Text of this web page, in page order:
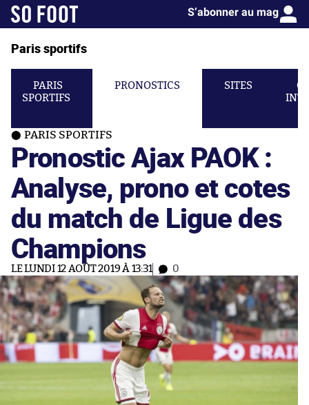
S’abonner au mag
Paris sportifs
PARIS
SPORTIFS
PRONOSTICS SITES
PARIS SPORTIFS
Pronostic Ajax PAOK :
Analyse, prono et cotes
du match de Ligue des
Champions
LE LUNDI 12 AOÛT 2019 À 13:31 0